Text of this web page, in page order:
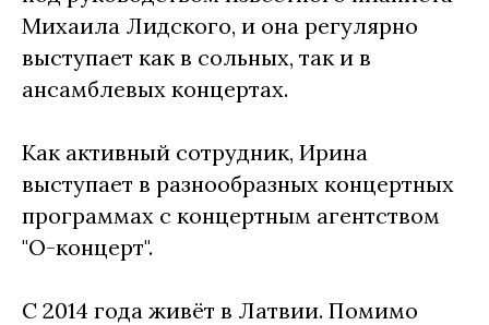
Михаила Лидского, и она регулярно
выступает как в сольных, так и в
ансамблевых концертах.
Как активный сотрудник, Ирина
выступает в разнообразных концертных
программах с концертным агентством
"О-концерт".
С 2014 года живёт в Латвии. Помимо